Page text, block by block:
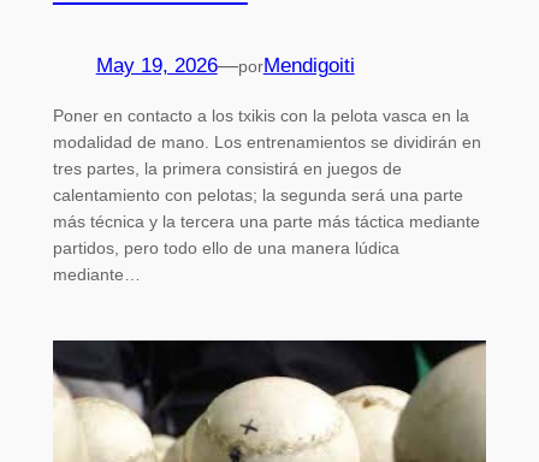
May 19, 2026—porMendigoiti
Poner en contacto a los txikis con la pelota vasca en la
modalidad de mano. Los entrenamientos se dividirán en
tres partes, la primera consistirá en juegos de
calentamiento con pelotas; la segunda será una parte
más técnica y la tercera una parte más táctica mediante
partidos, pero todo ello de una manera lúdica
mediante…